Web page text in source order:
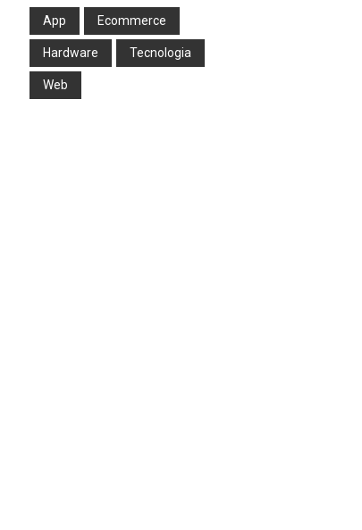
App Ecommerce
Hardware Tecnologia
Web